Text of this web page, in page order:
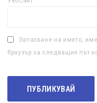
Запазване на името,
браузър за следващия път